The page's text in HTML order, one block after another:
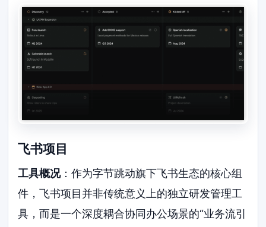
飞书项目
工具概况：作为字节跳动旗下飞书生态的核心组
件，飞书项目并非传统意义上的独立研发管理工
具，而是一个深度耦合协同办公场景的“业务流引